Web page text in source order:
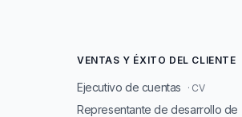
VENTAS Y ÉXITO DEL CLIENTE
Ejecutivo de cuentas · CV
Representante de desarrollo de